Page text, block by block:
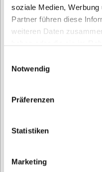
soziale Medien,
Partner führen diese
weiteren Daten
Notwendig
Präferenzen
Statistiken
Marketing
der Universität Mainz
praxistaugliche
Medien in Kitas
Die drei Gewinner
insgesamt mit 1500
Die Preisverleihung